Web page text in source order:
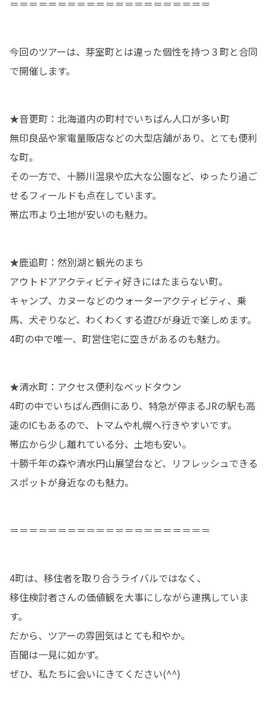
＝＝＝＝＝＝＝＝＝＝＝＝＝＝＝＝＝＝＝＝＝
今回のツアーは、芽室町とは違った個性を持つ３町と合同
で開催します。
★音更町：北海道内の町村でいちばん人口が多い町
無印良品や家電量販店などの大型店舗があり、とても便利
な町。
その一方で、十勝川温泉や広大な公園など、ゆったり過ご
せるフィールドも点在しています。
帯広市より土地が安いのも魅力。
★鹿追町：然別湖と観光のまち
アウトドアアクティビティ好きにはたまらない町。
キャンプ、カヌーなどのウォーターアクティビティ、乗
馬、犬ぞりなど、わくわくする遊びが身近で楽しめます。
4町の中で唯一、町営住宅に空きがあるのも魅力。
★清水町：アクセス便利なベッドタウン
4町の中でいちばん西側にあり、特急が停まるJRの駅も高
速のICもあるので、トマムや札幌へ行きやすいです。
帯広から少し離れている分、土地も安い。
十勝千年の森や清水円山展望台など、リフレッシュできる
スポットが身近なのも魅力。
＝＝＝＝＝＝＝＝＝＝＝＝＝＝＝＝＝＝＝＝＝
4町は、移住者を取り合うライバルではなく、
移住検討者さんの価値観を大事にしながら連携していま
す。
だから、ツアーの雰囲気はとても和やか。
百聞は一見に如かず。
ぜひ、私たちに会いにきてください(^^)